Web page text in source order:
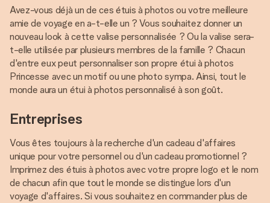
Avez-vous déjà un de ces étuis à photos ou votre meilleure
amie de voyage en a-t-elle un ? Vous souhaitez donner un
nouveau look à cette valise personnalisée ? Ou la valise sera-
t-elle utilisée par plusieurs membres de la famille ? Chacun
d'entre eux peut personnaliser son propre étui à photos
Princesse avec un motif ou une photo sympa. Ainsi, tout le
monde aura un étui à photos personnalisé à son goût.
Entreprises
Vous êtes toujours à la recherche d'un cadeau d'affaires
unique pour votre personnel ou d'un cadeau promotionnel ?
Imprimez des étuis à photos avec votre propre logo et le nom
de chacun afin que tout le monde se distingue lors d'un
voyage d'affaires. Si vous souhaitez en commander plus de